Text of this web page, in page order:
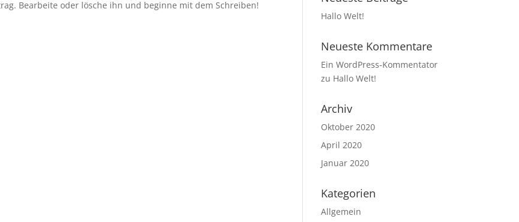
Bearbeite oder lösche ihn und beginne mit dem Schreiben!
Hallo Welt!
Neueste Kommentare
Ein WordPress-Kommentator
zu Hallo Welt!
Archiv
Oktober 2020
April 2020
Januar 2020
Kategorien
Allgemein